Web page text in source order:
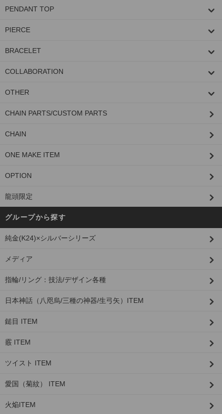
PENDANT TOP
PIERCE
BRACELET
COLLABORATION
OTHER
CHAIN PARTS/CUSTOM PARTS
CHAIN
ONE MAKE ITEM
OPTION
龍頭限定
グループから探す
純金(K24)×シルバーシリーズ
メディア
指輪/リング：技法/デザイン各種
日本神話（八咫烏/三種の神器/生弓矢）ITEM
鎚目 ITEM
霰 ITEM
ツイスト ITEM
愛国（菊紋） ITEM
火焔ITEM